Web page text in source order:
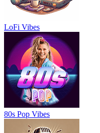
LoFi Vibes
80s Pop Vibes